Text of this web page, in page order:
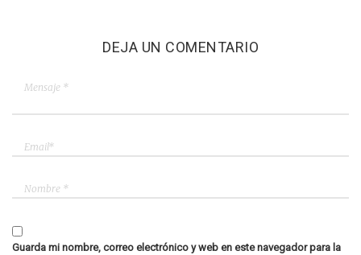
DEJA UN COMENTARIO
Guarda mi nombre, correo electrónico y web en este navegador para la